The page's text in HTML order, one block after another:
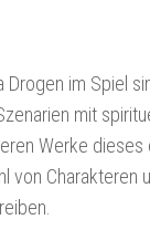
im Spiel
mit
Werke
von Charakteren